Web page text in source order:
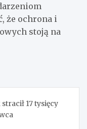
że ochrona i
stoją na
17 tysięcy